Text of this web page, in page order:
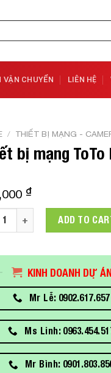
VẬN CHUYỂN LIÊN HỆ
/ THIẾT BỊ MẠNG -
bị mạng ToTo
₫
bị mạng ToTo Link
ADD TO
KINH DOANH DỰ
Mr Lễ: 0902.617.657
Ms Linh:
Mr Bình: